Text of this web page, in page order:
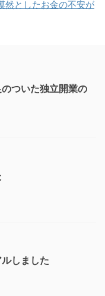
然としたお金の不安が
ついた独立開業の
しました